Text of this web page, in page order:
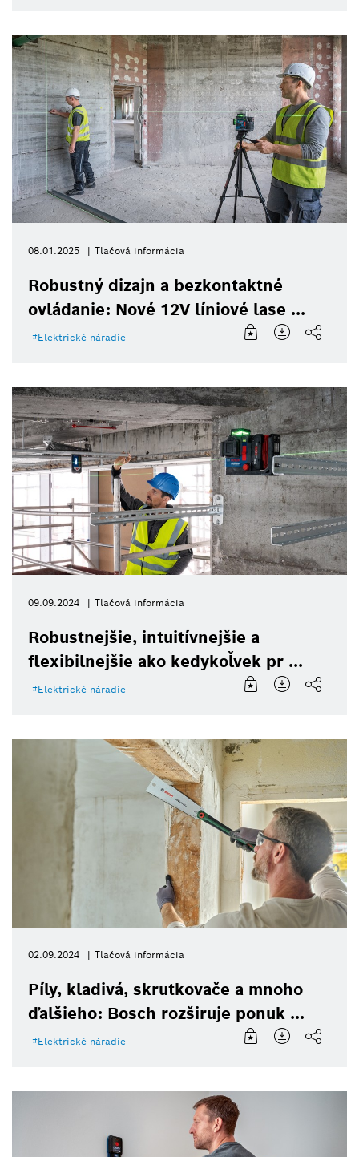
08.01.2025 Tlačová informácia
Robustný dizajn a bezkontaktné
ovládanie: Nové 12V líniové lase ...
Elektrické náradie
09.09.2024 Tlačová informácia
Robustnejšie, intuitívnejšie a
flexibilnejšie ako kedykoľvek pr ...
Elektrické náradie
02.09.2024 Tlačová informácia
Píly, kladivá, skrutkovače a mnoho
ďalšieho: Bosch rozširuje ponuk ...
Elektrické náradie